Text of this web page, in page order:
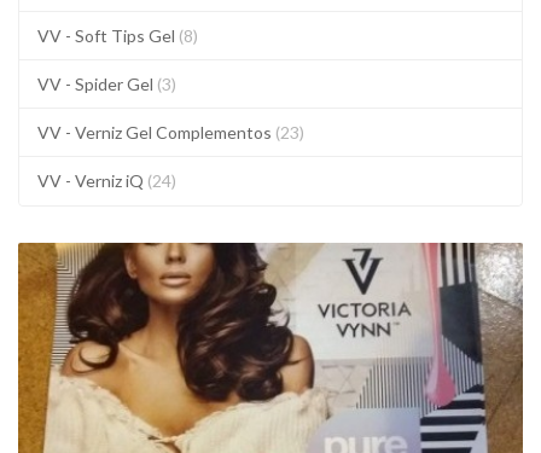
VV - Soft Tips Gel (8)
VV - Spider Gel (3)
VV - Verniz Gel Complementos (23)
VV - Verniz iQ (24)